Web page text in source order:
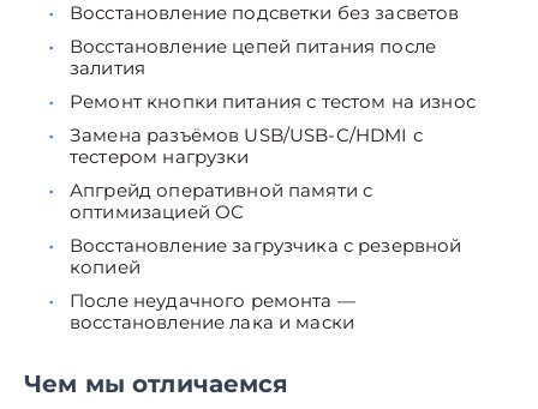
Восстановление подсветки без засветов
Восстановление цепей питания после
залития
Ремонт кнопки питания с тестом на износ
Замена разъёмов USB/USB-C/HDMI с
тестером нагрузки
Апгрейд оперативной памяти с
оптимизацией ОС
Восстановление загрузчика с резервной
копией
После неудачного ремонта —
восстановление лака и маски
Чем мы отличаемся